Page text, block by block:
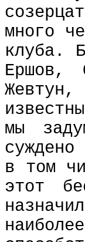
много
клуба.
Ершов,
мы
в том
этот